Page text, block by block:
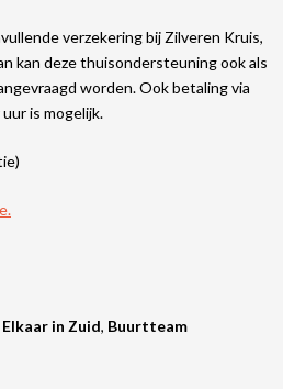
verzekering bij Zilveren Kruis,
kan deze thuisondersteuning ook als
worden. Ook betaling via
is mogelijk.
in Zuid, Buurtteam